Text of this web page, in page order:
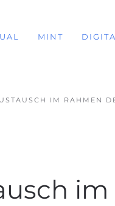
MINT
IM RAHMEN